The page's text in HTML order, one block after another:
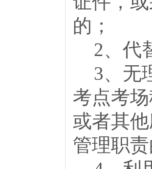
的；
2、代
3、无
考点考
或者其
管理职